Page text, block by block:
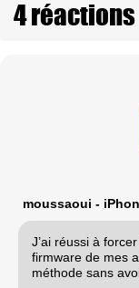
4 réactions
moussaoui -
J’ai réussi à
firmware de mes
méthode sans